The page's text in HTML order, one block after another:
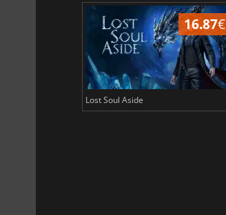
16.87€
Lost Soul Aside